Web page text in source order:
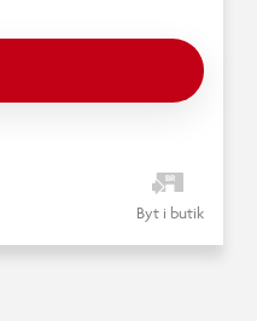
Byt i butik